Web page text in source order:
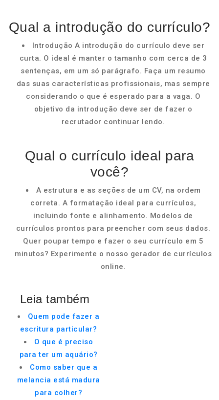
Qual a introdução do currículo?
Introdução A introdução do currículo deve ser
curta. O ideal é manter o tamanho com cerca de 3
sentenças, em um só parágrafo. Faça um resumo
das suas características profissionais, mas sempre
considerando o que é esperado para a vaga. O
objetivo da introdução deve ser de fazer o
recrutador continuar lendo.
Qual o currículo ideal para
você?
A estrutura e as seções de um CV, na ordem
correta. A formatação ideal para currículos,
incluindo fonte e alinhamento. Modelos de
currículos prontos para preencher com seus dados.
Quer poupar tempo e fazer o seu currículo em 5
minutos? Experimente o nosso gerador de currículos
online.
Leia também
Quem pode fazer a
escritura particular?
O que é preciso
para ter um aquário?
Como saber que a
melancia está madura
para colher?